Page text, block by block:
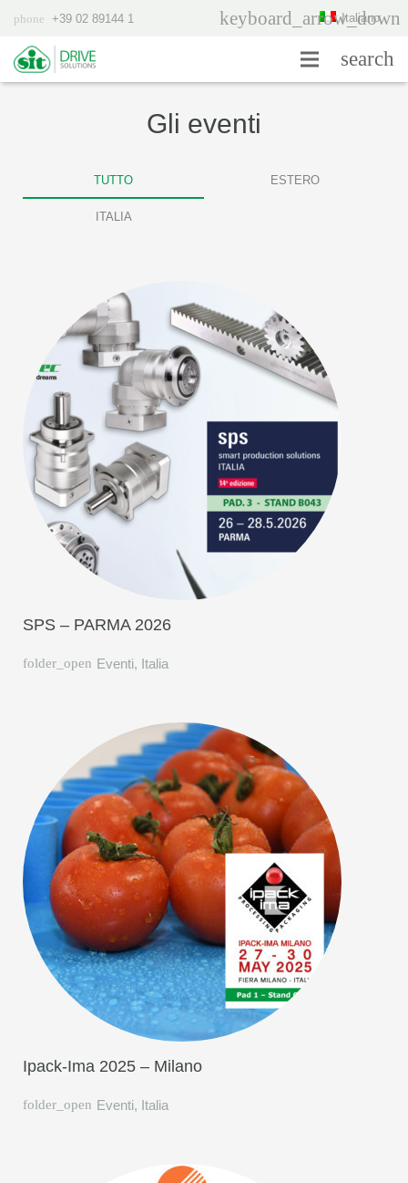
phone +39 02 89144 1 Italiano
Gli eventi
TUTTO ESTERO
ITALIA
SPS – PARMA 2026
Eventi, Italia
Ipack-Ima 2025 – Milano
Eventi, Italia